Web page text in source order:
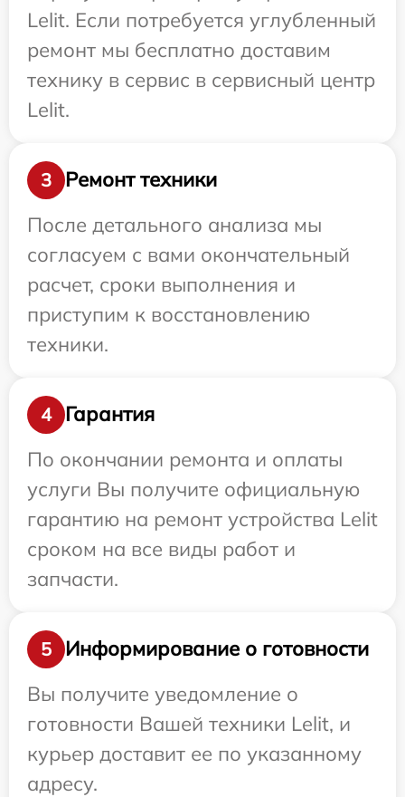
Lelit. Если потребуется углубленный
ремонт мы бесплатно доставим
технику в сервис в сервисный центр
Lelit.
3
Ремонт техники
После детального анализа мы
согласуем с вами окончательный
расчет, сроки выполнения и
приступим к восстановлению
техники.
4
Гарантия
По окончании ремонта и оплаты
услуги Вы получите официальную
гарантию на ремонт устройства Lelit
сроком на все виды работ и
запчасти.
5
Информирование о готовности
Вы получите уведомление о
готовности Вашей техники Lelit, и
курьер доставит ее по указанному
адресу.